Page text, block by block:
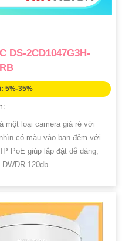
DS-2CD1047G3H-
5%-35%
một loại camera giá rẻ với
có màu vào ban đêm với
PoE giúp lắp đặt dễ dàng,
120db